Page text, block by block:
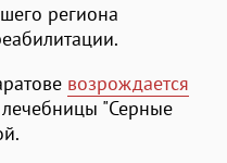
региона
возрождается
"Серные